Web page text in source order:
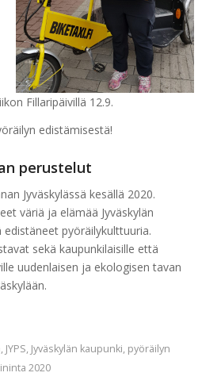
Fillaripäivillä 12.9.
edistämisestä!
perustelut
Jyväskylässä kesällä 2020.
väriä ja elämää Jyväskylän
edistäneet pyöräilykulttuuria.
sekä kaupunkilaisille että
uudenlaisen ja ekologisen tavan
, JYPS, Jyväskylän kaupunki, pyöräilyn
2020